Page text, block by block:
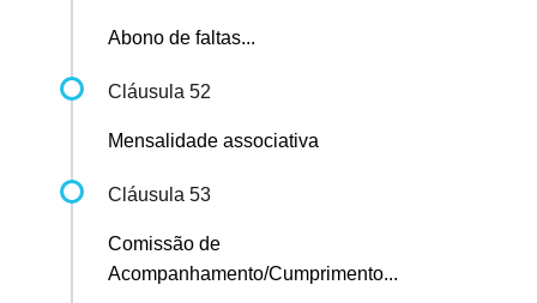
Abono de faltas...
Cláusula 52
Mensalidade associativa
Cláusula 53
Comissão de
Acompanhamento/Cumprimento...